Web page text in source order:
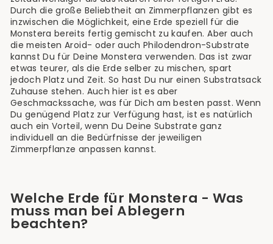
Durch die große Beliebtheit an Zimmerpflanzen gibt es
inzwischen die Möglichkeit, eine Erde speziell für die
Monstera bereits fertig gemischt zu kaufen. Aber auch
die meisten Aroid- oder auch Philodendron-Substrate
kannst Du für Deine Monstera verwenden. Das ist zwar
etwas teurer, als die Erde selber zu mischen, spart
jedoch Platz und Zeit. So hast Du nur einen Substratsack
Zuhause stehen. Auch hier ist es aber
Geschmackssache, was für Dich am besten passt. Wenn
Du genügend Platz zur Verfügung hast, ist es natürlich
auch ein Vorteil, wenn Du Deine Substrate ganz
individuell an die Bedürfnisse der jeweiligen
Zimmerpflanze anpassen kannst.
Welche Erde für Monstera - Was
muss man bei Ablegern
beachten?